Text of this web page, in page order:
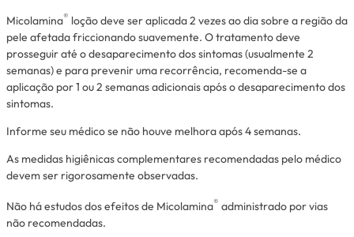
Micolamina® loção deve ser aplicada 2 vezes ao dia sobre a região da
pele afetada friccionando suavemente. O tratamento deve
prosseguir até o desaparecimento dos sintomas (usualmente 2
semanas) e para prevenir uma recorrência, recomenda-se a
aplicação por 1 ou 2 semanas adicionais após o desaparecimento dos
sintomas.
Informe seu médico se não houve melhora após 4 semanas.
As medidas higiênicas complementares recomendadas pelo médico
devem ser rigorosamente observadas.
Não há estudos dos efeitos de Micolamina® administrado por vias
não recomendadas.